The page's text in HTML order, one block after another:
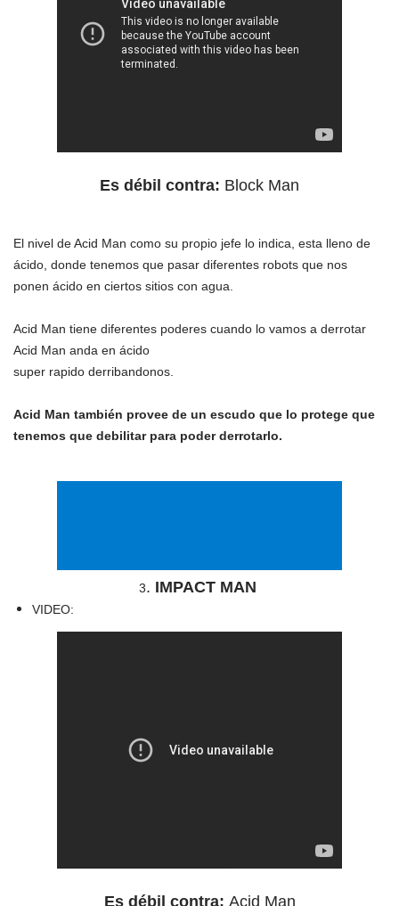
Es débil contra: Block Man
El nivel de Acid Man como su propio jefe lo indica, esta lleno de
ácido, donde tenemos que pasar diferentes robots que nos
ponen ácido en ciertos sitios con agua.
Acid Man tiene diferentes poderes cuando lo vamos a derrotar
Acid Man anda en ácido
super rapido derribandonos.
Acid Man también provee de un escudo que lo protege que
tenemos que debilitar para poder derrotarlo.
3. IMPACT MAN
VIDEO:
Es débil contra: Acid Man